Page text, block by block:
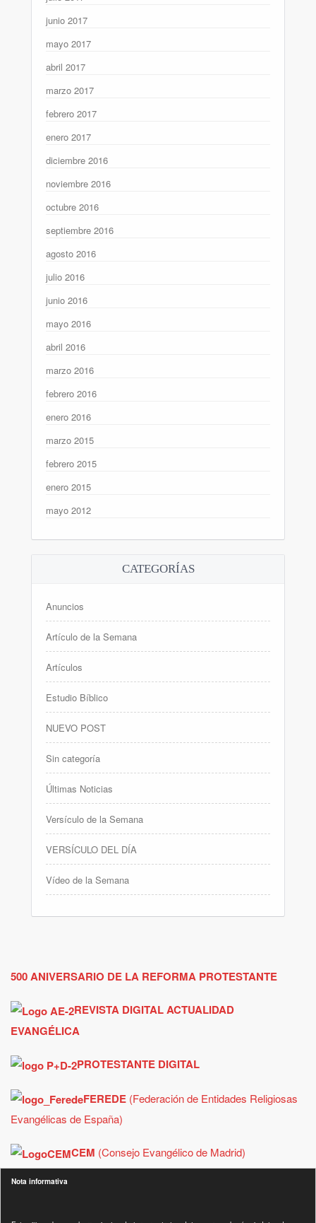
junio 2017
mayo 2017
abril 2017
marzo 2017
febrero 2017
enero 2017
diciembre 2016
noviembre 2016
octubre 2016
septiembre 2016
agosto 2016
julio 2016
junio 2016
mayo 2016
abril 2016
marzo 2016
febrero 2016
enero 2016
marzo 2015
febrero 2015
enero 2015
mayo 2012
CATEGORÍAS
Anuncios
Artículo de la Semana
Artículos
Estudio Bíblico
NUEVO POST
Sin categoría
Últimas Noticias
Versículo de la Semana
VERSÍCULO DEL DÍA
Vídeo de la Semana
500 ANIVERSARIO DE LA REFORMA PROTESTANTE
REVISTA DIGITAL ACTUALIDAD
EVANGÉLICA
PROTESTANTE DIGITAL
FEREDE (Federación de Entidades Religiosas
Evangélicas de España)
CEM (Consejo Evangélico de Madrid)
Nota informativa